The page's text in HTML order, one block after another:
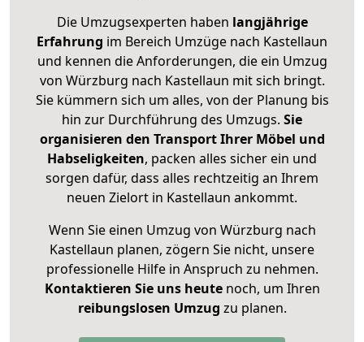
Die Umzugsexperten haben langjährige
Erfahrung im Bereich Umzüge nach Kastellaun
und kennen die Anforderungen, die ein Umzug
von Würzburg nach Kastellaun mit sich bringt.
Sie kümmern sich um alles, von der Planung bis
hin zur Durchführung des Umzugs. Sie
organisieren den Transport Ihrer Möbel und
Habseligkeiten, packen alles sicher ein und
sorgen dafür, dass alles rechtzeitig an Ihrem
neuen Zielort in Kastellaun ankommt.
Wenn Sie einen Umzug von Würzburg nach
Kastellaun planen, zögern Sie nicht, unsere
professionelle Hilfe in Anspruch zu nehmen.
Kontaktieren Sie uns heutenoch, um Ihren
reibungslosen Umzug zu planen.